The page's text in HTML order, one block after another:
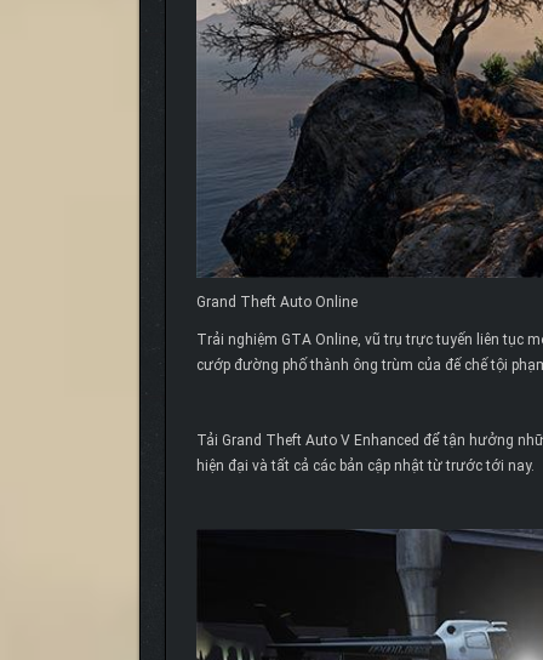
Grand Theft Auto Online
Trải nghiệm GTA Online, vũ trụ trực tuyến liên tục
cướp đường phố thành ông trùm của đế chế tội
Tải Grand Theft Auto V Enhanced để tận hưởng
hiện đại và tất cả các bản cập nhật từ trước tới nay.